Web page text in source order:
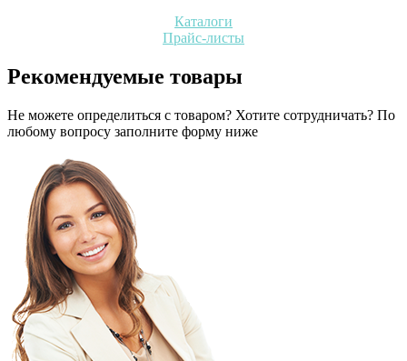
Каталоги
Прайс-листы
Рекомендуемые товары
Не можете определиться с товаром? Хотите сотрудничать? По
любому вопросу заполните форму ниже